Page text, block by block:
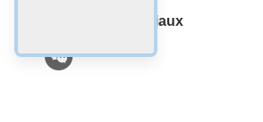
Les réseaux sociaux